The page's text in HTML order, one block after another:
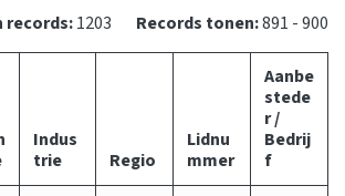
records:1203 Records tonen:891 - 900
Indus
trie
Regio
Lidnu
mmer
Aanbe
stede
r /
Bedrij
f